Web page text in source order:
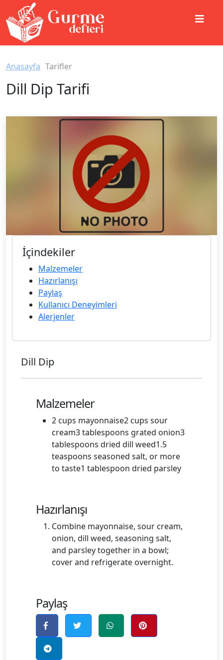
Anasayfa Tarifler
Dill Dip Tarifi
İçindekiler
Malzemeler
Hazırlanışı
Paylaş
Kullanıcı Deneyimleri
Alerjenler
Dill Dip
Malzemeler
2 cups mayonnaise2 cups sour
cream3 tablespoons grated onion3
tablespoons dried dill weed1.5
teaspoons seasoned salt, or more
to taste1 tablespoon dried parsley
Hazırlanışı
Combine mayonnaise, sour cream,
onion, dill weed, seasoning salt,
and parsley together in a bowl;
cover and refrigerate overnight.
Paylaş